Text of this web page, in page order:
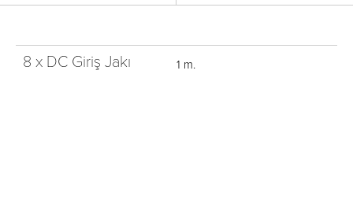
8 x DC Giriş Jakı 1 m.